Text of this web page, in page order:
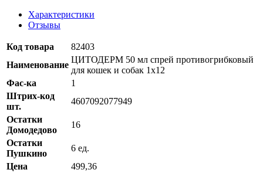
Характеристики
Отзывы
Код товара
82403
Наименование
ЦИТОДЕРМ 50 мл спрей противогрибковый
для кошек и собак 1х12
Фас-ка
1
Штрих-код
шт.
4607092077949
Остатки
Домодедово
16
Остатки
Пушкино
6 ед.
Цена
499,36